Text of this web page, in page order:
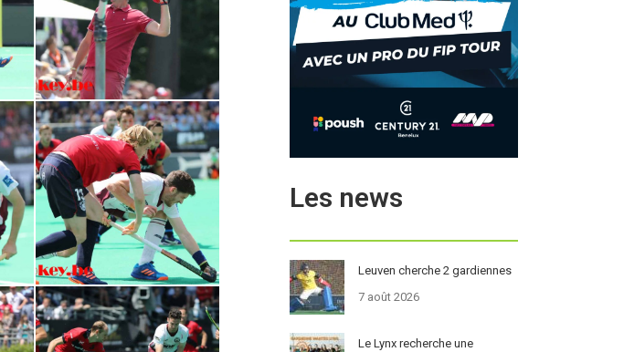
Les news
Leuven cherche 2 gardiennes
7 août 2026
Le Lynx recherche une